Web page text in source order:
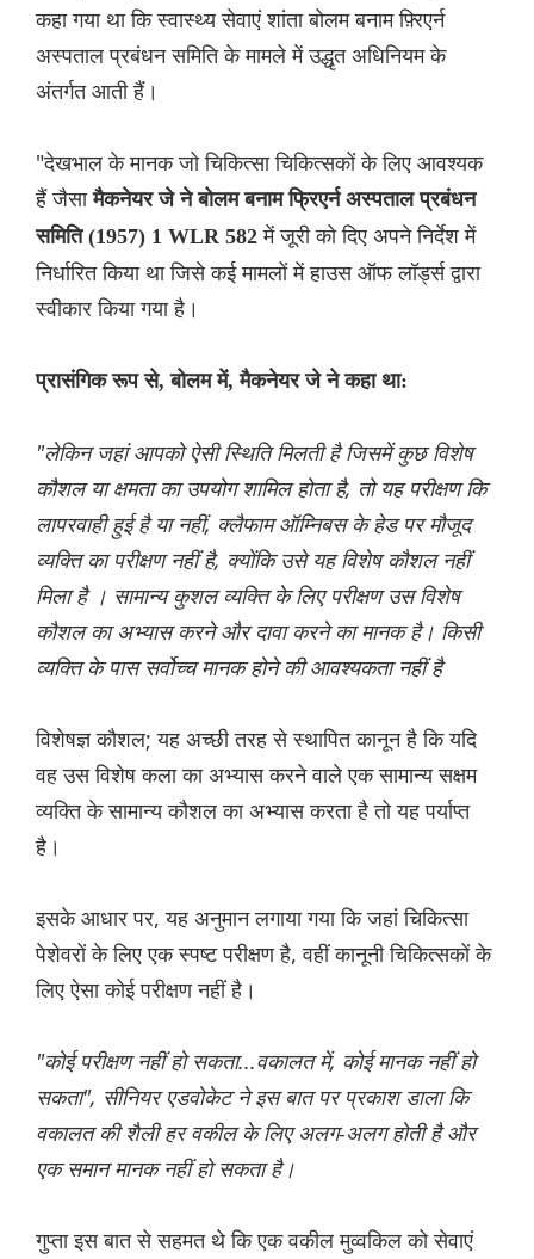
कहा गया था कि स्वास्थ्य सेवाएं शांता बोलम बनाम फ़्रिएर्न
अस्पताल प्रबंधन समिति के मामले में उद्धृत अधिनियम के
अंतर्गत आती हैं।
"देखभाल के मानक जो चिकित्सा चिकित्सकों के लिए आवश्यक
हैं जैसामैकनेयर जे ने बोलम बनाम फ्रिएर्न अस्पताल प्रबंधन
समिति (1957) 1 WLR 582में जूरी को दिए अपने निर्देश में
निर्धारित किया था जिसे कई मामलों में हाउस ऑफ लॉर्ड्स द्वारा
स्वीकार किया गया है।
प्रासंगिक रूप से, बोलम में, मैकनेयर जे ने कहा था:
"लेकिन जहां आपको ऐसी स्थिति मिलती है जिसमें कुछ विशेष
कौशल या क्षमता का उपयोग शामिल होता है, तो यह परीक्षण कि
लापरवाही हुई है या नहीं, क्लैफाम ऑम्निबस के हेड पर मौजूद
व्यक्ति का परीक्षण नहीं है, क्योंकि उसे यह विशेष कौशल नहीं
मिला है । सामान्य कुशल व्यक्ति के लिए परीक्षण उस विशेष
कौशल का अभ्यास करने और दावा करने का मानक है। किसी
व्यक्ति के पास सर्वोच्च मानक होने की आवश्यकता नहीं है
विशेषज्ञ कौशल; यह अच्छी तरह से स्थापित कानून है कि यदि
वह उस विशेष कला का अभ्यास करने वाले एक सामान्य सक्षम
व्यक्ति के सामान्य कौशल का अभ्यास करता है तो यह पर्याप्त
है।
इसके आधार पर, यह अनुमान लगाया गया कि जहां चिकित्सा
पेशेवरों के लिए एक स्पष्ट परीक्षण है, वहीं कानूनी चिकित्सकों के
लिए ऐसा कोई परीक्षण नहीं है।
"कोई परीक्षण नहीं हो सकता...वकालत में, कोई मानक नहीं हो
सकता", सीनियर एडवोकेट ने इस बात पर प्रकाश डाला कि
वकालत की शैली हर वकील के लिए अलग-अलग होती है और
एक समान मानक नहीं हो सकता है।
गुप्ता इस बात से सहमत थे कि एक वकील मुव्वकिल को सेवाएं